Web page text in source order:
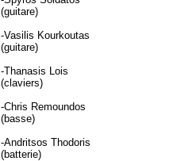
(guitare)
-Vasilis Kourkoutas
(guitare)
-Thanasis Lois
(claviers)
-Chris Remoundos
(basse)
-Andritsos Thodoris
(batterie)